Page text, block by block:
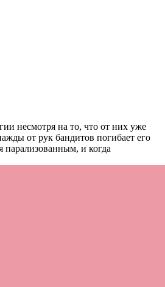
несмотря на то, что от них уже
от рук бандитов погибает его
парализованным, и когда